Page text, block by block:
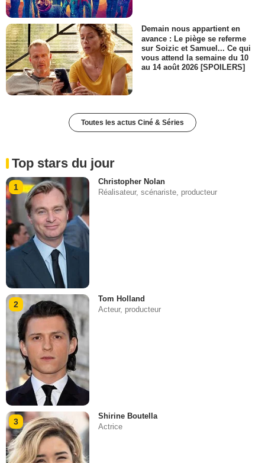
Demain nous appartient en
avance : Le piège se referme
sur Soizic et Samuel... Ce qui
vous attend la semaine du 10
au 14 août 2026 [SPOILERS]
Toutes les actus Ciné & Séries
Top stars du jour
1
Christopher Nolan
Réalisateur, scénariste, producteur
2
Tom Holland
Acteur, producteur
3
Shirine Boutella
Actrice